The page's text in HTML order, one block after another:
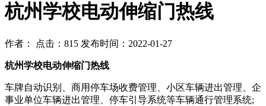
杭州学校电动伸缩门热线
作者： 点击：815 发布时间：2022-01-27
杭州学校电动伸缩门热线
车牌自动识别、商用停车场收费管理、小区车辆进出管理、企
事业单位车辆进出管理、停车引导系统等车辆通行管理系统;